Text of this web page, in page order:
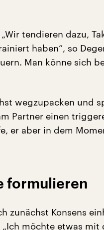
tendieren dazu,
haben“, so
Man könne sich
wegzupacken und
Partner einen
er aber in dem
formulieren
zunächst Konsens
möchte etwas mit